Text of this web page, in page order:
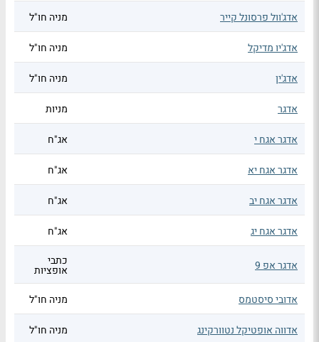
אדג'וול פרסונל קייר מניה חו"ל
אדג'יו מדיקל מניה חו"ל
אדג'ין מניה חו"ל
אדגר מניות
אדגר אגח י אג"ח
אדגר אגח יא אג"ח
אדגר אגח יב אג"ח
אדגר אגח יג אג"ח
אדגר אפ 9 כתבי
אופציות
אדובי סיסטמס
מניה חו"ל
אדווה אופטיקל נטוורקינג מניה חו"ל